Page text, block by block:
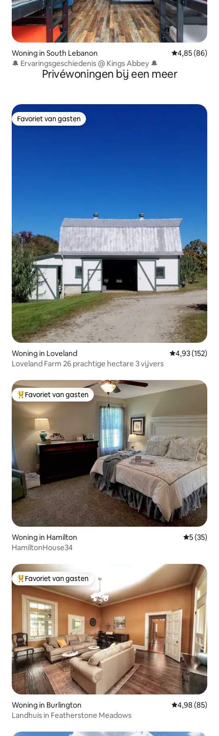
Woning in South Lebanon Gemiddelde
4,85 (86)
🔔 Ervaringsgeschiedenis @ Kings Abbey 🔔
Privéwoningen bij een meer
Favoriet van gasten
Favoriet van gasten
Woning in Loveland Gemiddelde
4,93 (152)
Loveland Farm 26 prachtige hectare 3 vijvers
Topfavoriet van gasten
Favoriet van gasten
Woning in Hamilton
5 (35)
HamiltonHouse34
Topfavoriet van gasten
Favoriet van gasten
Woning in Burlington Gemiddelde
4,98 (85)
Landhuis in Featherstone Meadows